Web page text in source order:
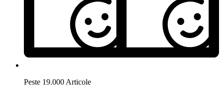
Peste 19.000 Articole